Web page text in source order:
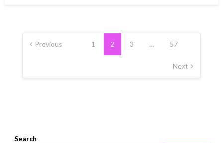
Posts
pagination
Previous 1 2 3 … 57
Next
Search